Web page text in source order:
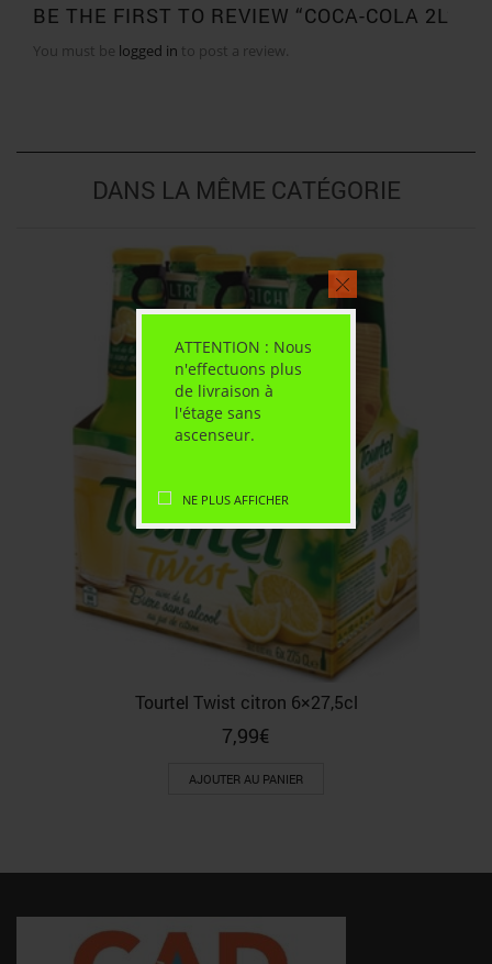
ATTENTION : Nous
n'effectuons plus
de livraison à
l'étage sans
ascenseur.
NE PLUS AFFICHER
BE THE FIRST TO REVIEW “COCA-COLA 2L”
You must be logged in to post a review.
DANS LA MÊME CATÉGORIE
Tourtel Twist citron 6×27,5cl
7,99€
AJOUTER AU PANIER